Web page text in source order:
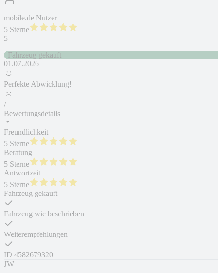
mobile.de Nutzer
5 Sterne
5
Fahrzeug gekauft
01.07.2026
Perfekte Abwicklung!
/
Bewertungsdetails
Freundlichkeit
5 Sterne
Beratung
5 Sterne
Antwortzeit
5 Sterne
Fahrzeug gekauft
Fahrzeug wie beschrieben
Weiterempfehlungen
ID 4582679320
JW